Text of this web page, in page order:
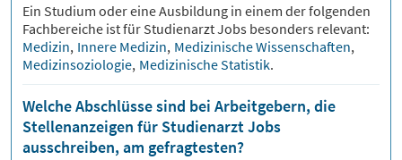
Ein Studium oder eine Ausbildung in einem der folgenden
Fachbereiche ist für StudienarztJobs besonders relevant:
Medizin, Innere Medizin, Medizinische Wissenschaften,
Medizinsoziologie, Medizinische Statistik.
Welche Abschlüsse sind bei Arbeitgebern, die
Stellenanzeigen für Studienarzt Jobs
ausschreiben, am gefragtesten?